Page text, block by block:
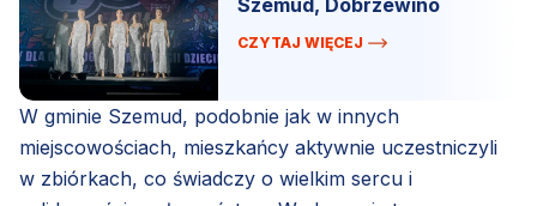
CZYTAJ WIĘCEJ
W gminie Szemud, podobnie jak w innych
miejscowościach, mieszkańcy aktywnie uczestniczyli
w zbiórkach, co świadczy o wielkim sercu i